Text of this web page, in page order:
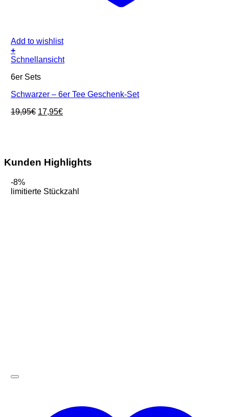
Add to wishlist
+
Schnellansicht
6er Sets
Schwarzer – 6er Tee Geschenk-Set
19,95€ Ursprünglicher
17,95€Aktueller
Kunden Highlights
-8%
limitierte Stückzahl